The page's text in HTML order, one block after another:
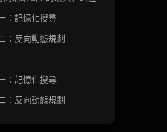
：記憶化搜尋
：反向動態規劃
：記憶化搜尋
：反向動態規劃